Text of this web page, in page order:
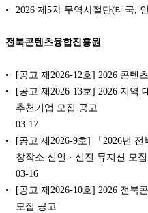
2026 제5차 무역사절단(태국,
전북콘텐츠융합진흥원
[공고 제2026-12호] 2026 콘텐
[공고 제2026-13호] 2026 지역
추천기업 모집 공고
03-17
[공고 제2026-9호] 「2026년
창작소 신인 · 신진 뮤지션 모
03-16
[공고 제2026-10호] 2026 전북
모집 공고